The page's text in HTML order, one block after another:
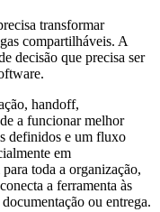
transformar
compartilháveis. A
decisão que precisa ser
handoff,
a funcionar melhor
definidos e um fluxo
em
toda a organização,
a ferramenta às
ou entrega.